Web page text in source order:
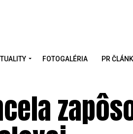
FOTOGALÉRIA PR